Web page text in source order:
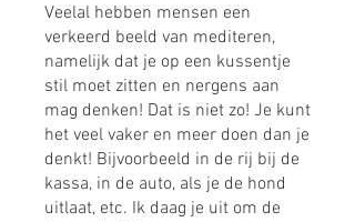
Veelal hebben mensen een
verkeerd beeld van mediteren,
namelijk dat je op een kussentje
stil moet zitten en nergens aan
mag denken! Dat is niet zo! Je kunt
het veel vaker en meer doen dan je
denkt! Bijvoorbeeld in de rij bij de
kassa, in de auto, als je de hond
uitlaat, etc. Ik daag je uit om de